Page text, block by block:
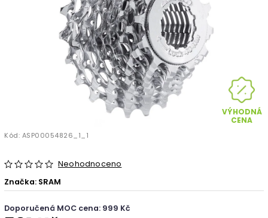
VÝHODNÁ
CENA
Kód: ASP00054826_1_1
Neohodnoceno
Značka: SRAM
Doporučená MOC cena: 999 Kč